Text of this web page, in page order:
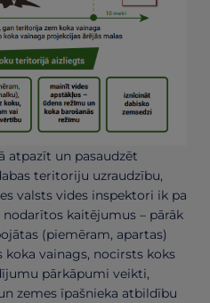
atpazīt un pasaudzēt
teritoriju uzraudzību,
valsts vides inspektori ik pa
kaitējumus – pārāk
(piemēram, apartas)
vainags, nocirsts koks
pārkāpumi veikti,
zemes īpašnieka atbildību